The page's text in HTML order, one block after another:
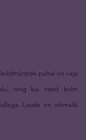
puhul on vaja
ning kui need kolm
Lisaks on võimalik